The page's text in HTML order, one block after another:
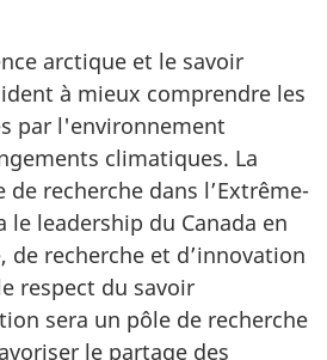
arctique et le savoir
à mieux comprendre les
par l'environnement
climatiques. La
recherche dans l’Extrême-
leadership du Canada en
de recherche et d’innovation
respect du savoir
sera un pôle de recherche
le partage des